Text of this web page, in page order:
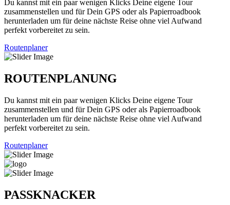
Du kannst mit ein paar wenigen Klicks Deine eigene Tour
zusammenstellen und für Dein GPS oder als Papierroadbook
herunterladen um für deine nächste Reise ohne viel Aufwand
perfekt vorbereitet zu sein.
Routenplaner
ROUTENPLANUNG
Du kannst mit ein paar wenigen Klicks Deine eigene Tour
zusammenstellen und für Dein GPS oder als Papierroadbook
herunterladen um für deine nächste Reise ohne viel Aufwand
perfekt vorbereitet zu sein.
Routenplaner
PASSKNACKER